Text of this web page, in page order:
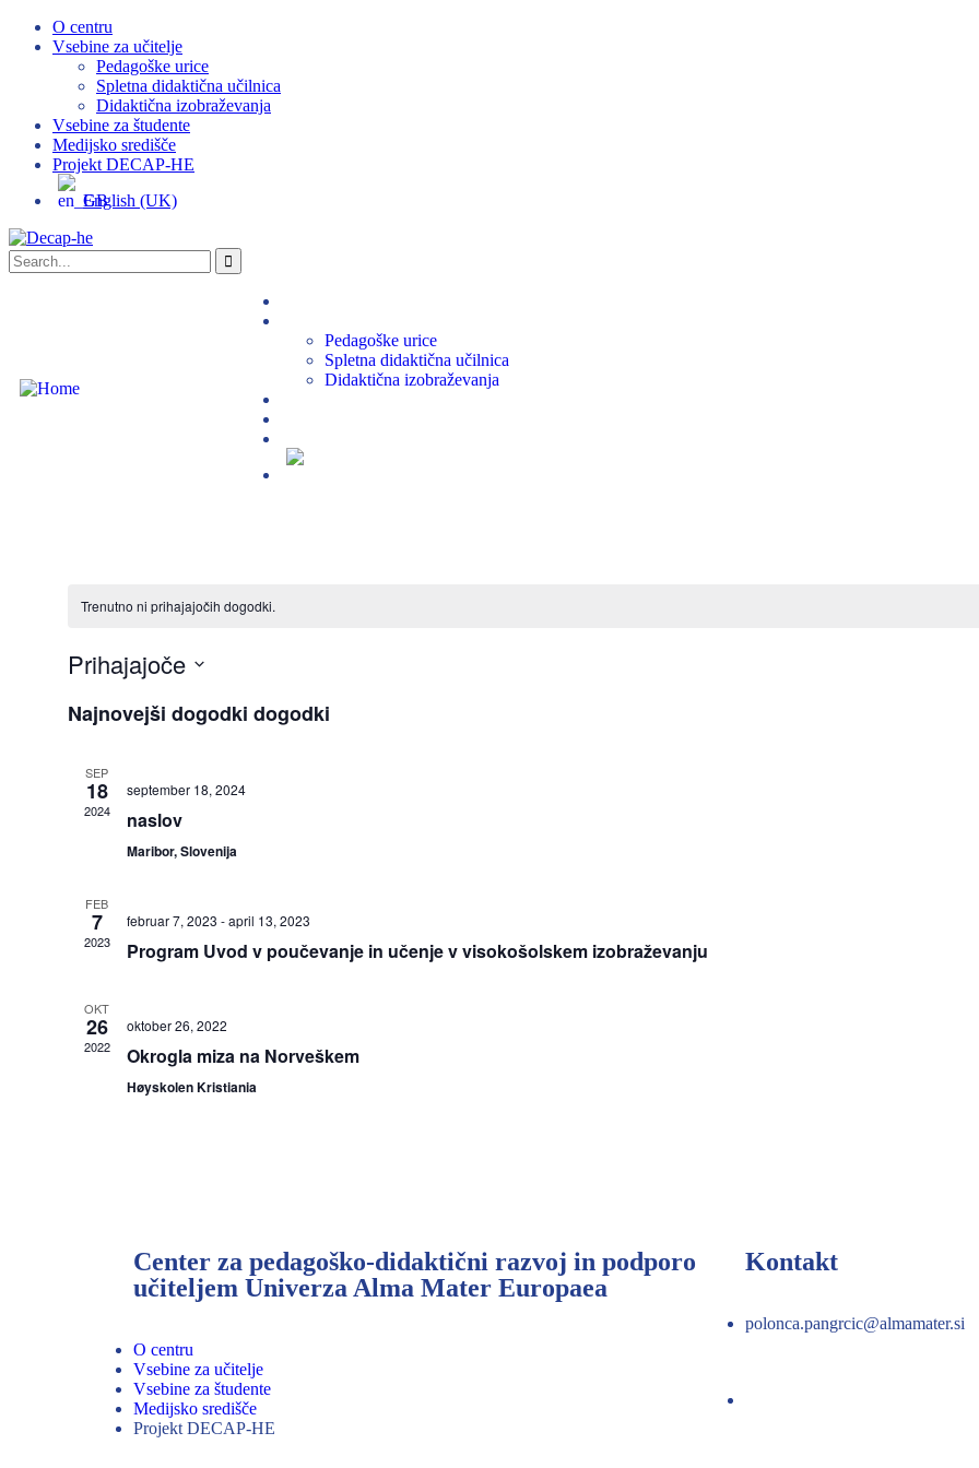
O centru
Vsebine za učitelje
Pedagoške urice
Spletna didaktična učilnica
Didaktična izobraževanja
Vsebine za študente
Medijsko središče
Projekt DECAP-HE
English (UK)
Pedagoške urice
Spletna didaktična učilnica
Didaktična izobraževanja
Trenutno ni prihajajočih dogodki.
Prihajajoče
datum
Najnovejši dogodki dogodki
SEP
18
2024
september 18, 2024
naslov
Maribor, Slovenija
FEB
7
2023
februar 7, 2023 -april 13, 2023
Program Uvod v poučevanje in učenje v visokošolskem izobraževanju
OKT
26
2022
oktober 26, 2022
Okrogla miza na Norveškem
Høyskolen Kristiania
Center za pedagoško-didaktični razvoj in podporo
učiteljem Univerza Alma Mater Europaea
O centru
Vsebine za učitelje
Vsebine za študente
Medijsko središče
Projekt DECAP-HE
Kontakt
polonca.pangrcic@almamater.si